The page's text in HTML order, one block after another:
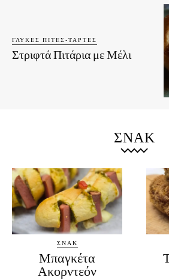
ΓΛΥΚΈΣ ΠΊΤΕΣ-ΤΆΡΤΕΣ
Στριφτά Πιτάρια με Μέλι
ΣΝΑΚ
ΣΝΑΚ
Μπαγκέτα
Ακορντεόν